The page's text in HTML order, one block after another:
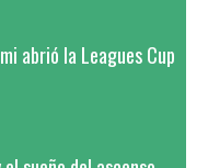
abrió la Leagues Cup